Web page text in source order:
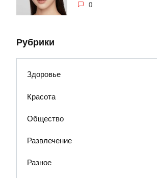
0
Рубрики
Здоровье
Красота
Общество
Развлечение
Разное